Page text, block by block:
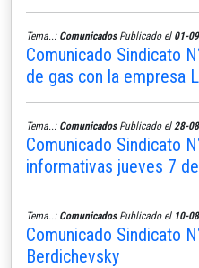
Tema..: ComunicadosPublicado el 01-
Comunicado Sindicato
de gas con la empresa
Tema..: ComunicadosPublicado el 28-
Comunicado Sindicato
informativas jueves 7
Tema..: ComunicadosPublicado el 10-
Comunicado Sindicato
Berdichevsky